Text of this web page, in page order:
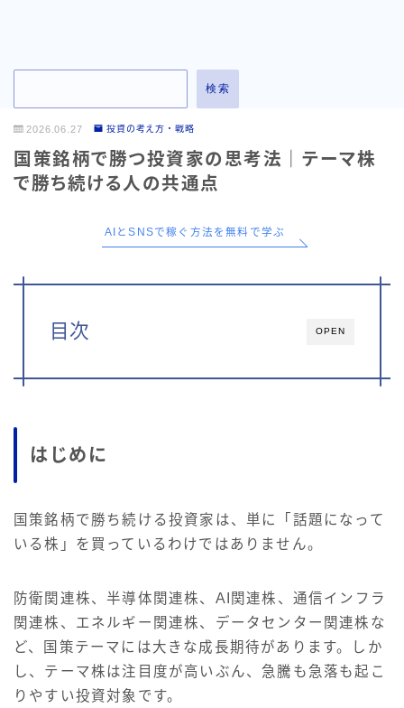
検索
2026.06.27 投資の考え方・戦略
国策銘柄で勝つ投資家の思考法｜テーマ株
で勝ち続ける人の共通点
AIとSNSで稼ぐ方法を無料で学ぶ
OPEN
目次
はじめに
国策銘柄で勝ち続ける投資家は、単に「話題になって
いる株」を買っているわけではありません。
防衛関連株、半導体関連株、AI関連株、通信インフラ
関連株、エネルギー関連株、データセンター関連株な
ど、国策テーマには大きな成長期待があります。しか
し、テーマ株は注目度が高いぶん、急騰も急落も起こ
りやすい投資対象です。